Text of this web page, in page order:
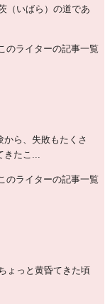
（いばら）の道であ
のライターの記事一覧
から、失敗もたくさ
きたこ...
のライターの記事一覧
ょっと黄昏てきた頃